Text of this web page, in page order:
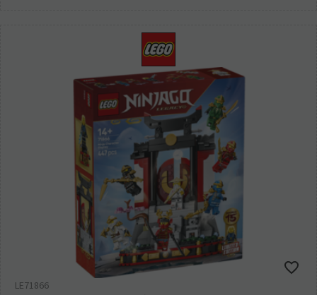
LE71866